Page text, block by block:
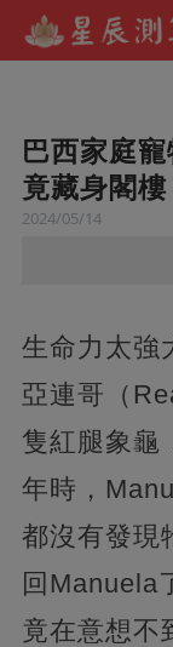
巴西家庭
竟藏身閣樓
2024/05/14
生命力太強
亞連哥（
隻紅腿象龜
年時，
都沒有發現
回Manuela
竟在意想不